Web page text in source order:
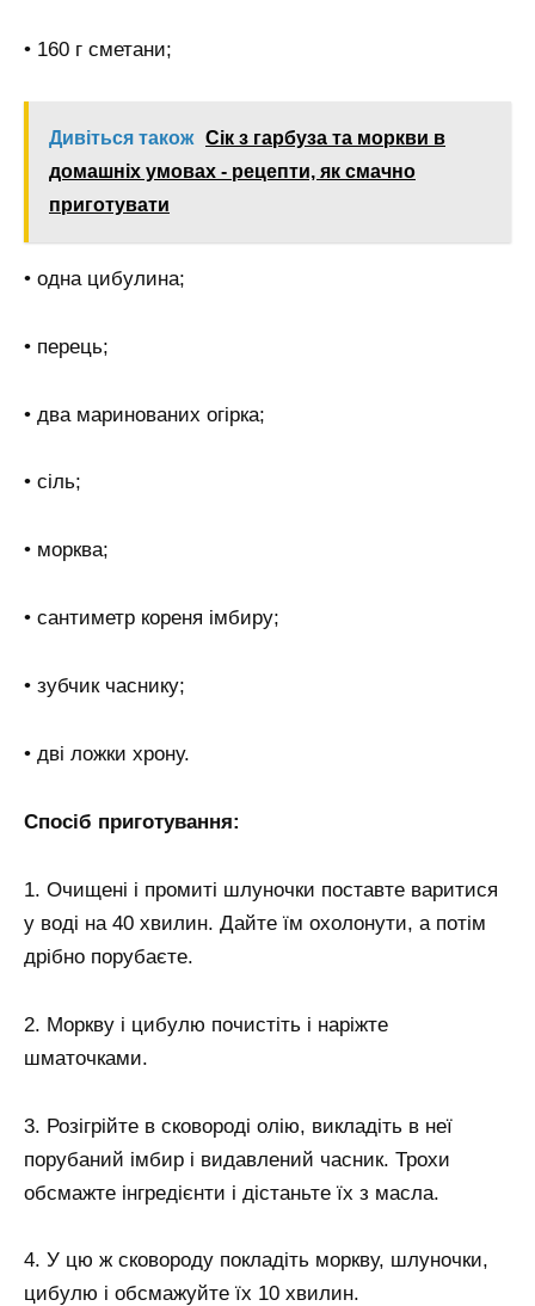
• 160 г сметани;
Дивіться також Сік з гарбуза та моркви в
домашніх умовах - рецепти, як смачно
приготувати
• одна цибулина;
• перець;
• два маринованих огірка;
• сіль;
• морква;
• сантиметр кореня імбиру;
• зубчик часнику;
• дві ложки хрону.
Спосіб приготування:
1. Очищені і промиті шлуночки поставте варитися
у воді на 40 хвилин. Дайте їм охолонути, а потім
дрібно порубаєте.
2. Моркву і цибулю почистіть і наріжте
шматочками.
3. Розігрійте в сковороді олію, викладіть в неї
порубаний імбир і видавлений часник. Трохи
обсмажте інгредієнти і дістаньте їх з масла.
4. У цю ж сковороду покладіть моркву, шлуночки,
цибулю і обсмажуйте їх 10 хвилин.